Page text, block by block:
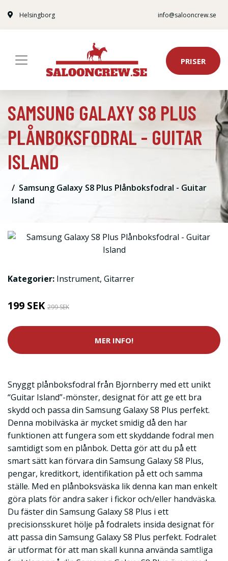
Helsingborg info@salooncrew.se
PRISER
SAMSUNG GALAXY S8 PLUS
PLÅNBOKSFODRAL - GUITAR
ISLAND
Samsung Galaxy S8 Plus Plånboksfodral - Guitar
Island
Kategorier: Instrument, Gitarrer
199 SEK 299 SEK
MER INFO!
Snyggt plånboksfodral från Bjornberry med ett unikt
“Guitar Island”-mönster, designat för att ge ett bra
skydd och passa din Samsung Galaxy S8 Plus perfekt.
Denna mobilväska är mycket smidig då den har
funktionen att fungera som ett skyddande fodral men
samtidigt som en plånbok. Detta gör att du på ett
smart sätt kan förvara din Samsung Galaxy S8 Plus,
pengar, kreditkort, identifikation på ett och samma
ställe. Med en plånboksväska lik denna kan man enkelt
göra plats för andra saker i fickor och/eller handväska.
Du fäster din Samsung Galaxy S8 Plus i ett
precisionsskuret hölje på fodralets insida designat för
att passa din Samsung Galaxy S8 Plus perfekt. Fodralet
är utformat för att man skall kunna använda samtliga